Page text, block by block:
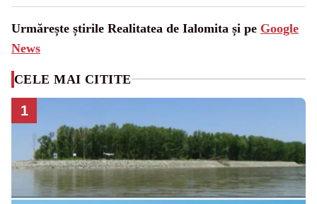
Urmărește știrile Realitatea de Ialomita și pe Google
News
CELE MAI CITITE
1